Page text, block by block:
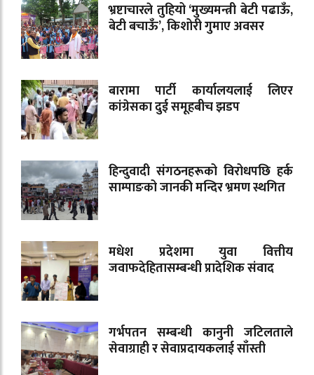
भ्रष्टाचारले तुहियो ‘मुख्यमन्त्री बेटी पढाऊँ,
बेटी बचाऊँ’, किशोरी गुमाए अवसर
बारामा पार्टी कार्यालयलाई लिएर
कांग्रेसका दुई समूहबीच झडप
हिन्दुवादी संगठनहरूको विरोधपछि हर्क
साम्पाङको जानकी मन्दिर भ्रमण स्थगित
मधेश प्रदेशमा युवा वित्तीय
जवाफदेहितासम्बन्धी प्रादेशिक संवाद
गर्भपतन सम्बन्धी कानुनी जटिलताले
सेवाग्राही र सेवाप्रदायकलाई साँस्ती